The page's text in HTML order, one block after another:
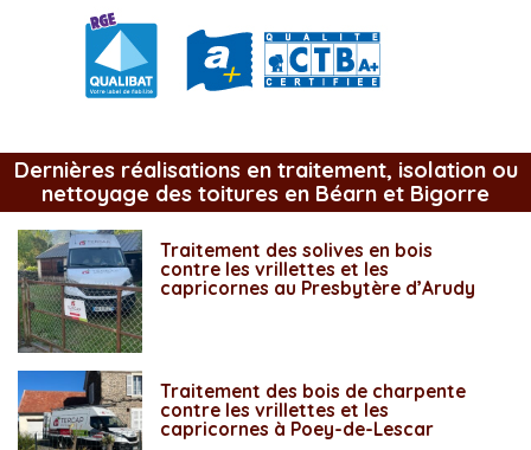
Dernières réalisations en traitement, isolation ou
nettoyage des toitures en Béarn et Bigorre
Traitement des solives en bois
contre les vrillettes et les
capricornes au Presbytère d’Arudy
Traitement des bois de charpente
contre les vrillettes et les
capricornes à Poey-de-Lescar